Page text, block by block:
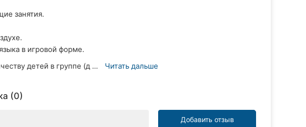
занятия.
в игровой форме.​
детей в группе (д ...
Читать дальше
(0)
Добавить отзыв